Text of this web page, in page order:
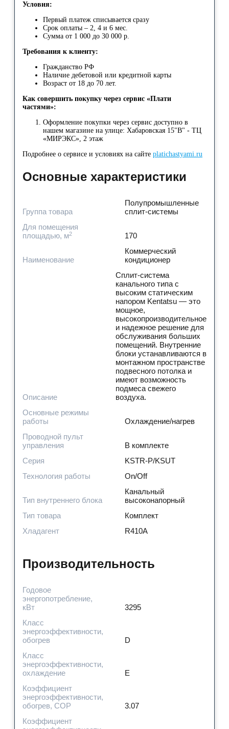
Условия:
Первый платеж списывается сразу
Срок оплаты – 2, 4 и 6 мес.
Сумма от 1 000 до 30 000 р.
Требования к клиенту:
Гражданство РФ
Наличие дебетовой или кредитной карты
Возраст от 18 до 70 лет.
Как совершить покупку через сервис «Плати
частями»:
Оформление покупки через сервис доступно в
нашем магазине на улице: Хабаровская 15"В" - ТЦ
«МИРЭКС», 2 этаж
Подробнее о сервисе и условиях на сайте platichastyami.ru
Основные характеристики
Группа товара
Полупромышленные
сплит-системы
Для помещения
площадью, м2 170
Наименование
Коммерческий
кондиционер
Описание
Сплит-система
канального типа с
высоким статическим
напором Kentatsu — это
мощное,
высокопроизводительное
и надежное решение для
обслуживания больших
помещений. Внутренние
блоки устанавливаются в
монтажном пространстве
подвесного потолка и
имеют возможность
подмеса свежего
воздуха.
Основные режимы
работы
Охлаждение/нагрев
Проводной пульт
управления
В комплекте
Серия
KSTR-P/KSUT
Технология работы
On/Off
Тип внутреннего блока
Канальный
высоконапорный
Тип товара
Комплект
Хладагент
R410A
Производительность
Годовое
энергопотребление,
кВт
3295
Класс
энергоэффективности,
обогрев
D
Класс
энергоэффективности,
охлаждение
E
Коэффициент
энергоэффективности,
обогрев, COP
3.07
Коэффициент